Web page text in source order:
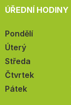
ÚŘEDNÍ HODINY
Pondělí
Úterý
Středa
Čtvrtek
Pátek